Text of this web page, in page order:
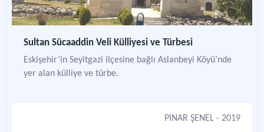
Sultan Sücaaddin Veli Külliyesi ve Türbesi
Eskişehir’in Seyitgazi ilçesine bağlı Aslanbeyi Köyü’nde
yer alan külliye ve türbe.
PINAR ŞENEL - 2019